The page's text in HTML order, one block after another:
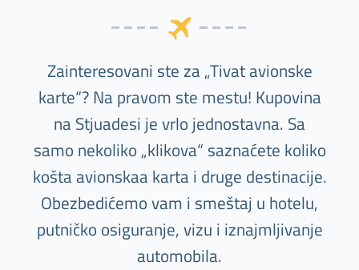
Zainteresovani ste za „Tivat avionske
karte“? Na pravom ste mestu! Kupovina
na Stjuadesi je vrlo jednostavna. Sa
samo nekoliko „klikova“ saznaćete koliko
košta avionskaa karta i druge destinacije.
Obezbedićemo vam i smeštaj u hotelu,
putničko osiguranje, vizu i iznajmljivanje
automobila.